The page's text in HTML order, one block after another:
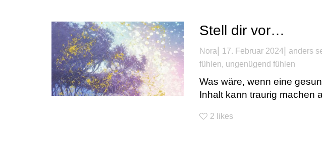
Stell dir vor…
Nora 17. Februar 2024| anders
fühlen, ungenügend fühlen
Was wäre, wenn eine
Inhalt kann traurig machen
2 likes